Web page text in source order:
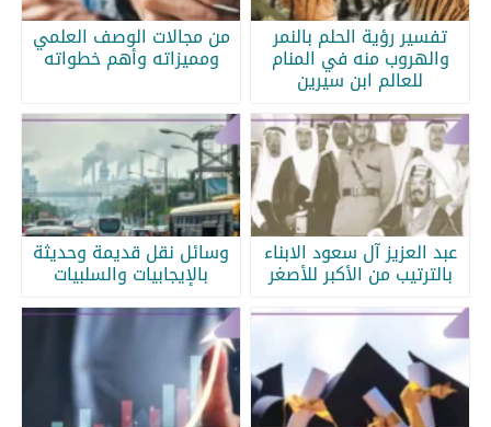
تفسير رؤية الحلم بالنمر
والهروب منه في المنام
للعالم ابن سيرين
من مجالات الوصف العلمي
ومميزاته وأهم خطواته
عبد العزيز آل سعود الابناء
بالترتيب من الأكبر للأصغر
وسائل نقل قديمة وحديثة
بالإيجابيات والسلبيات